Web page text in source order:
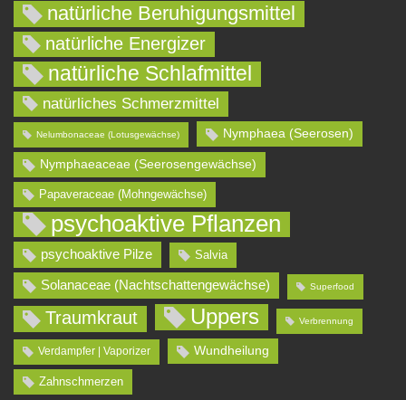
natürliche Beruhigungsmittel
natürliche Energizer
natürliche Schlafmittel
natürliches Schmerzmittel
Nelumbonaceae (Lotusgewächse) Nymphaea (Seerosen)
Nymphaeaceae (Seerosengewächse)
Papaveraceae (Mohngewächse)
psychoaktive Pflanzen
psychoaktive Pilze Salvia
Solanaceae (Nachtschattengewächse) Superfood
Traumkraut Uppers Verbrennung
Verdampfer | Vaporizer Wundheilung
Zahnschmerzen